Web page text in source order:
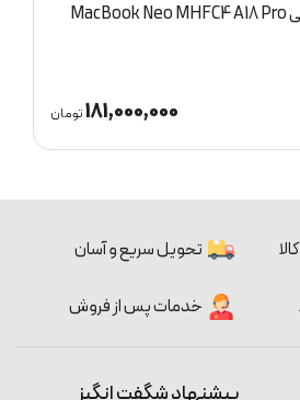
لپ تاپ اپل 13 اینچی MacBook Neo MHFC4 A18 Pro
181,000,000تومان
تحویل سریع و آسان
خدمات پس از فروش
پیشنهاد شگفت انگیز